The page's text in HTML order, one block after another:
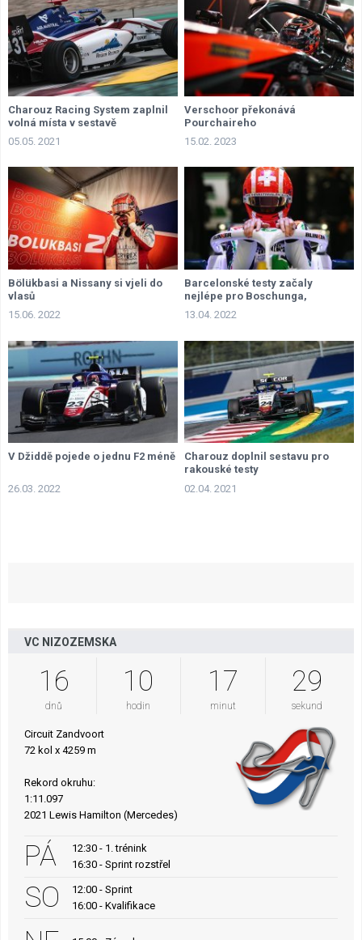
Charouz Racing System zaplnil
volná místa v sestavě
05.05. 2021
Verschoor překonává
Pourchaireho
15.02. 2023
Bölükbasi a Nissany si vjeli do
vlasů
15.06. 2022
Barcelonské testy začaly
nejlépe pro Boschunga,
Bölükbaşi s Vipsem bourali
13.04. 2022
V Džiddě pojede o jednu F2 méně
26.03. 2022
Charouz doplnil sestavu pro
rakouské testy
02.04. 2021
VC NIZOZEMSKA
16
dnů
10
hodin
17
minut
29
sekund
Circuit Zandvoort
72 kol x 4259 m
Rekord okruhu:
1:11.097
2021 Lewis Hamilton (Mercedes)
PÁ
12:30 - 1. trénink
16:30 - Sprint rozstřel
SO
12:00 - Sprint
16:00 - Kvalifikace